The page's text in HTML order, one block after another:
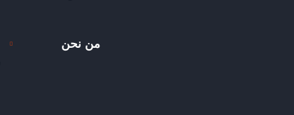
من نحن